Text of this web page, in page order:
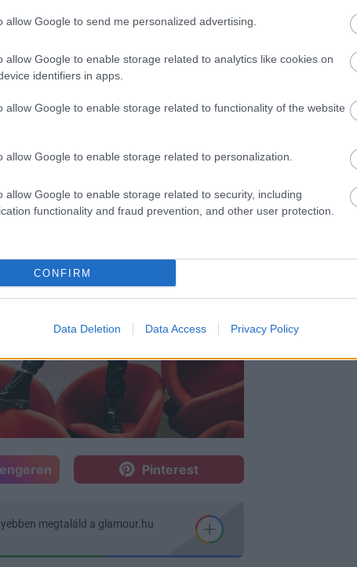
allow Google to send me personalized advertising.
allow Google to enable storage related to analytics like cookies on
identifiers in apps.
allow Google to enable storage related to functionality of the website
allow Google to enable storage related to personalization.
allow Google to enable storage related to security, including
functionality and fraud prevention, and other user protection.
CONFIRM
Data Deletion Data Access Privacy Policy
Selena láthatóan nagyon boldog
gyorsan megpróbál visszavágni.
B opcióként.
Pinterest
megtaláld a glamour.hu